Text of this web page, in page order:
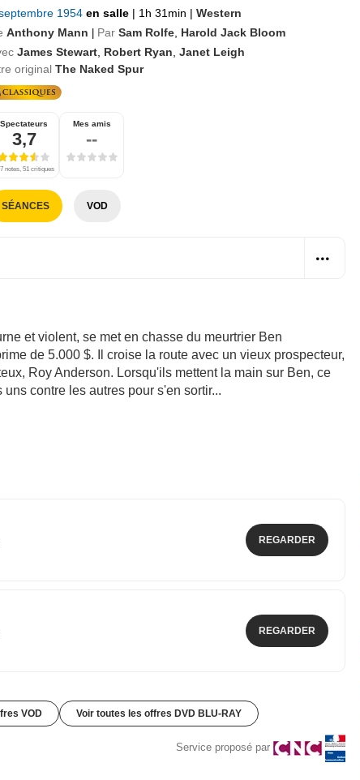
1954 en salle | 1h 31min | Western
Anthony Mann | Par Sam Rolfe Harold Jack Bloom
James Stewart Robert Ryan Janet Leigh
original The Naked Spur
Spectateurs
3,7
notes, 51 critiques
Mes amis
--
SÉANCES VOD
et violent, se met en chasse du meurtrier Ben
de 5.000 $. Il croise la route avec un vieux prospecteur,
Roy Anderson. Lorsqu'ils mettent la main sur Ben, ce
contre les autres pour s'en sortir...
REGARDER
REGARDER
VOD Voir toutes les offres DVD BLU-RAY
Service proposé par